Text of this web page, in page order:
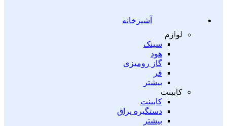
آشپزخانه
لوازم
سینک
هود
گاز رومیزی
فر
بیشتر
کابینت
کابینت
دستگیره یراق
بیشتر